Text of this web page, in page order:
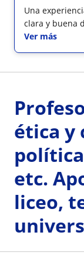
Una
clara y buena
Ver más
ética y
etc.
liceo,